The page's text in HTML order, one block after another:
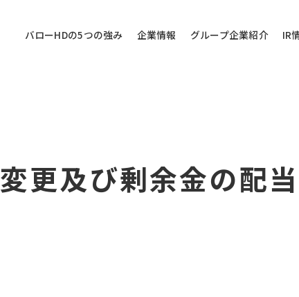
バローHDの5つの強み 企業情報 グループ企業紹介 IR
わせ
事に関するお問い合わせ
合わせ
合わせ
更及び剰余金の配